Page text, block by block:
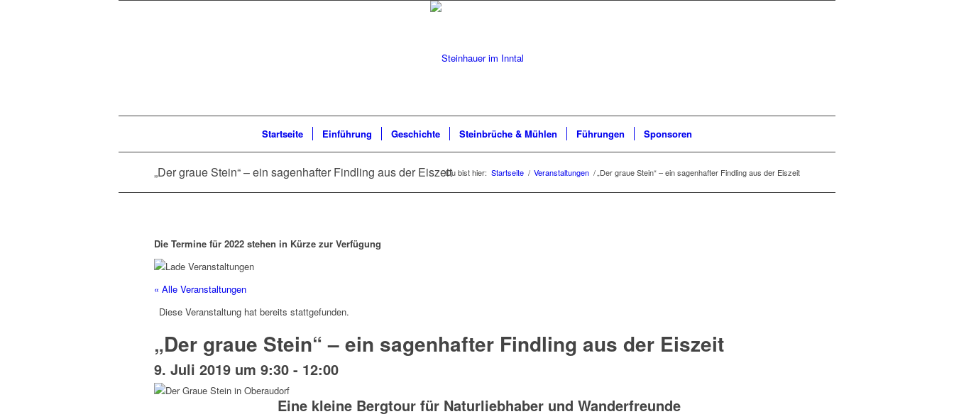
Startseite Einführung Geschichte Steinbrüche & Mühlen Führungen Sponsoren
„Der graue Stein“ – ein sagenhafter Findling aus der EiszeitDu bist hier: Startseite / Veranstaltungen / „Der graue Stein“ – ein sagenhafter Findling aus der Eiszeit
Die Termine für 2022 stehen in Kürze zur Verfügung
« Alle Veranstaltungen
Diese Veranstaltung hat bereits stattgefunden.
„Der graue Stein“ – ein sagenhafter Findling aus der Eiszeit
9. Juli 2019 um 9:30 - 12:00
Eine kleine Bergtour für Naturliebhaber und Wanderfreunde